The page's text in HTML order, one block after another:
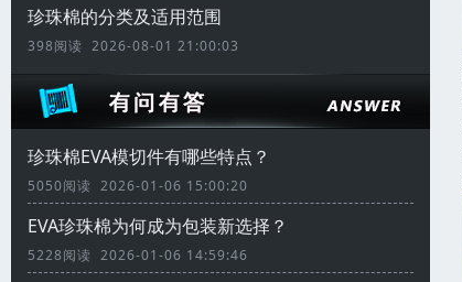
珍珠棉的分类及适用范围
398阅读 2026-08-01 21:00:03
珍珠棉EVA模切件有哪些特点？
5050阅读 2026-01-06 15:00:20
EVA珍珠棉为何成为包装新选择？
5228阅读 2026-01-06 14:59:46